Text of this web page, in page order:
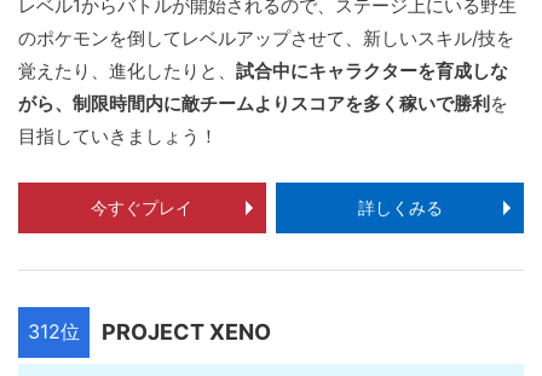
レベル1からバトルが開始されるので、ステージ上にいる野生
のポケモンを倒してレベルアップさせて、新しいスキル/技を
覚えたり、進化したりと、 試合中にキャラクターを育成しな
がら、制限時間内に敵チームよりスコアを多く稼いで勝利 を
目指していきましょう！
今すぐプレイ 詳しくみる
312位 PROJECT XENO